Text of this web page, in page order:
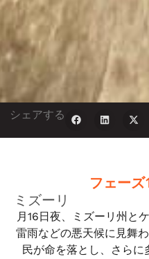
シェアする
フェー
ミズーリ
月16日夜、ミズーリ州と
雷雨などの悪天候に見舞
民が命を落とし、さら